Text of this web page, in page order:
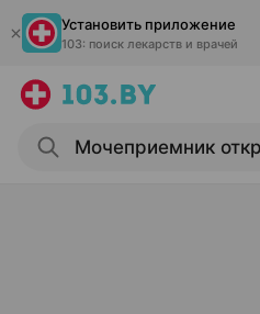
Установить приложение
103: поиск лекарств и врачей